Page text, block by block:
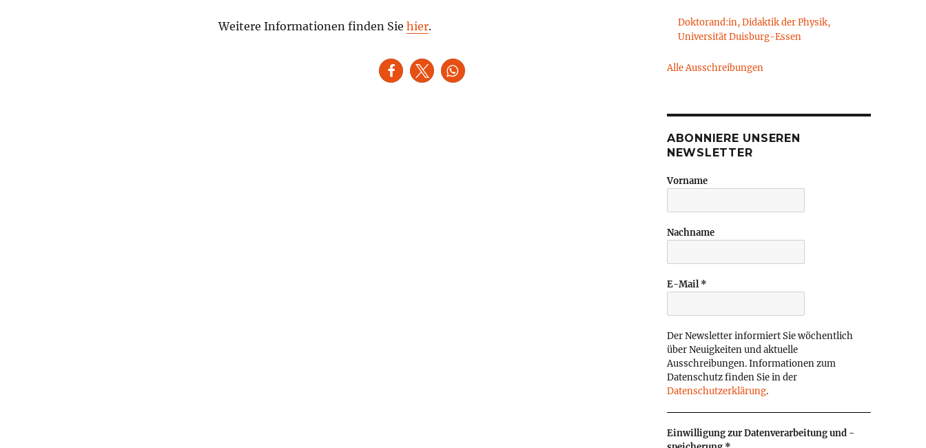
Weitere Informationen finden Sie hier.
Doktorand:in, Didaktik der Physik,
Universität Duisburg-Essen
Alle Ausschreibungen
ABONNIERE UNSEREN
NEWSLETTER
Vorname
Nachname
E-Mail *
Der Newsletter informiert Sie wöchentlich
über Neuigkeiten und aktuelle
Ausschreibungen. Informationen zum
Datenschutz finden Sie in der
Datenschutzerklärung.
Einwilligung zur Datenverarbeitung und -